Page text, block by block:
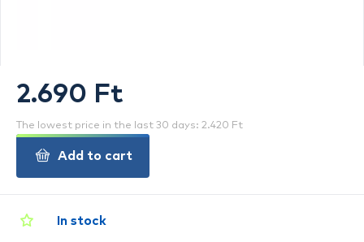
In stock
2.690 Ft
The lowest price in the last 30 days: 2.420 Ft
Add to cart